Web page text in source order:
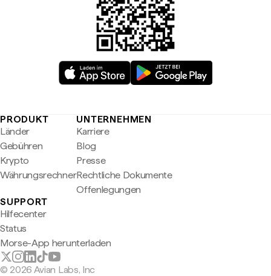
PRODUKT
Länder
Gebühren
Krypto
Währungsrechner
UNTERNEHMEN
Karriere
Blog
Presse
Rechtliche Dokumente
Offenlegungen
SUPPORT
Hilfecenter
Status
Morse-App herunterladen
© 2026 Avian Labs, Inc